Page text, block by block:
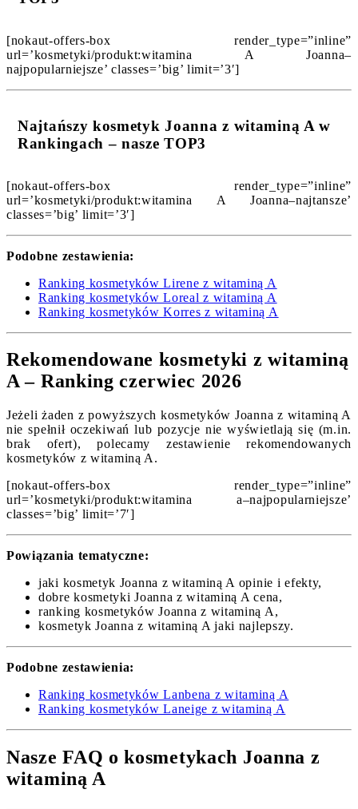
[nokaut-offers-box render_type=”inline”
url=’kosmetyki/produkt:witamina A Joanna–
najpopularniejsze’ classes=’big’ limit=’3′]
Najtańszy kosmetyk Joanna z witaminą A w
Rankingach – nasze TOP3
[nokaut-offers-box render_type=”inline”
url=’kosmetyki/produkt:witamina A Joanna–najtansze’
classes=’big’ limit=’3′]
Podobne zestawienia:
Ranking kosmetyków Lirene z witaminą A
Ranking kosmetyków Loreal z witaminą A
Ranking kosmetyków Korres z witaminą A
Rekomendowane kosmetyki z witaminą
A – Ranking czerwiec 2026
Jeżeli żaden z powyższych kosmetyków Joanna z witaminą A
nie spełnił oczekiwań lub pozycje nie wyświetlają się (m.in.
brak ofert), polecamy zestawienie rekomendowanych
kosmetyków z witaminą A.
[nokaut-offers-box render_type=”inline”
url=’kosmetyki/produkt:witamina a–najpopularniejsze’
classes=’big’ limit=’7′]
Powiązania tematyczne:
jaki kosmetyk Joanna z witaminą A opinie i efekty,
dobre kosmetyki Joanna z witaminą A cena,
ranking kosmetyków Joanna z witaminą A,
kosmetyk Joanna z witaminą A jaki najlepszy.
Podobne zestawienia:
Ranking kosmetyków Lanbena z witaminą A
Ranking kosmetyków Laneige z witaminą A
Nasze FAQ o kosmetykach Joanna z
witaminą A